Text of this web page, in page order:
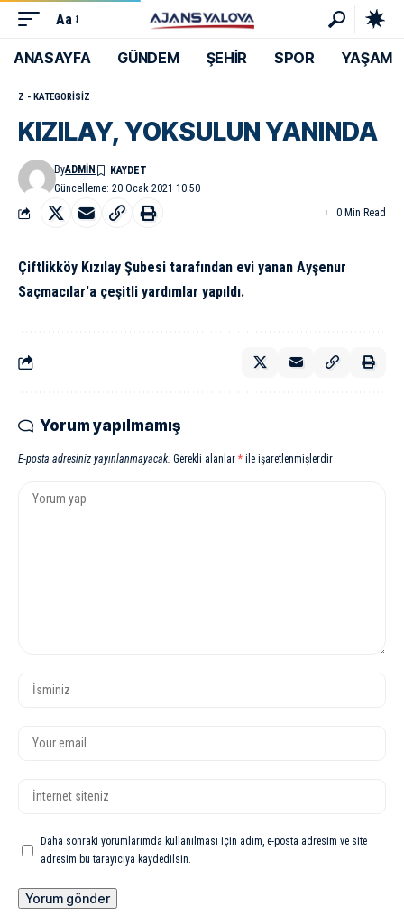
Aa
ANASAYFA GÜNDEM ŞEHİR SPOR YAŞAM
Z - KATEGORISIZ
KIZILAY, YOKSULUN YANINDA
Güncelleme: 20 Ocak 2021 10:50
ByADMIN
0 Min Read
Çiftlikköy Kızılay Şubesi tarafından evi yanan Ayşenur
Saçmacılar'a çeşitli yardımlar yapıldı.
Yorum yapılmamış
E-posta adresiniz yayınlanmayacak. Gerekli alanlar * ile işaretlenmişlerdir
Daha sonraki yorumlarımda kullanılması için adım, e-posta adresim ve site
adresim bu tarayıcıya kaydedilsin.